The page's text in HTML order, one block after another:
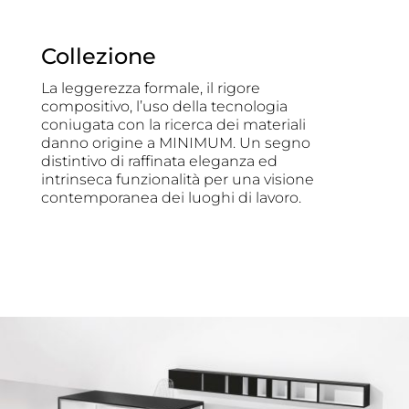
Collezione
La leggerezza formale, il rigore
compositivo, l’uso della tecnologia
coniugata con la ricerca dei materiali
danno origine a MINIMUM.‎ Un segno
distintivo di raffinata eleganza ed
intrinseca funzionalità per una visione
contemporanea dei luoghi di lavoro.‎